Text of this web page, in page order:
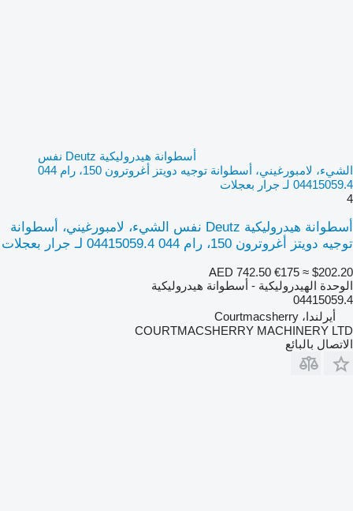
أسطوانة هيدروليكية Deutz نفس
الشيء، لامبورغيني، أسطوانة توجيه دويتز أغروترون 150، رام 044
04415059.4 لـ جرار بعجلات
4
أسطوانة هيدروليكية Deutz نفس الشيء، لامبورغيني، أسطوانة
توجيه دويتز أغروترون 150، رام 044 04415059.4 لـ جرار بعجلات
AED 742.50 €175 ≈ $202.20
الوحدة الهيدروليكية - أسطوانة هيدروليكية
04415059.4
أيرلندا، Courtmacsherry
COURTMACSHERRY MACHINERY LTD
الاتصال بالبائع